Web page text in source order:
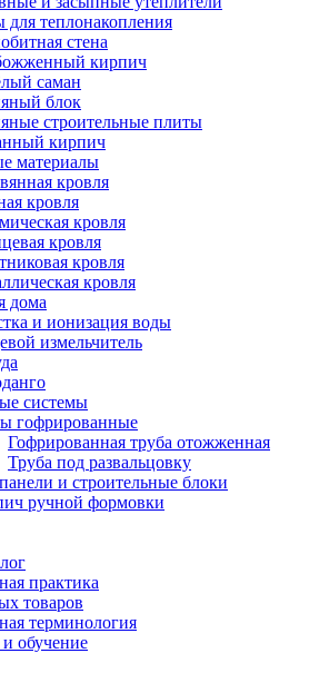
для теплонакопления
стена
кирпич
саман
блок
строительные плиты
кирпич
материалы
кровля
кровля
кровля
кровля
кровля
кровля
дома
и ионизация воды
измельчитель
системы
гофрированные
Гофрированная труба отожженная
Труба под развальцовку
и строительные блоки
ручной формовки
практика
товаров
терминология
обучение